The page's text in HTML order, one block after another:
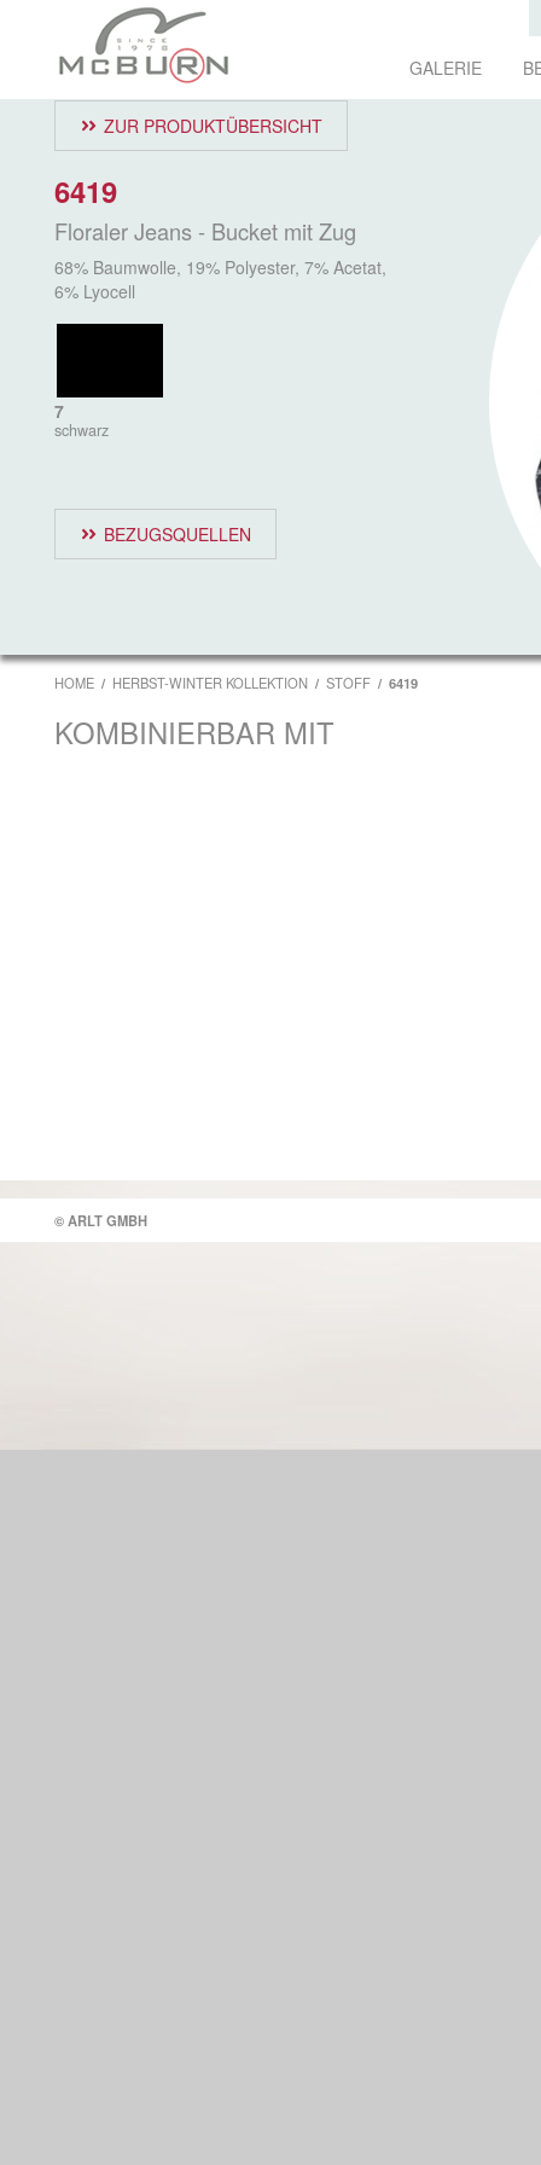
GALERIE
ZUR PRODUKTÜBERSICHT
6419
Floraler Jeans - Bucket mit Zug
68% Baumwolle, 19% Polyester, 7% Acetat,
6% Lyocell
7
schwarz
BEZUGSQUELLEN
HOME HERBST-WINTER KOLLEKTION STOFF 6419
KOMBINIERBAR MIT
© ARLT GMBH